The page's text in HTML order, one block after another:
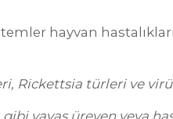
hayvan
Rickettsia türleri ve
yavaş üreyen veya